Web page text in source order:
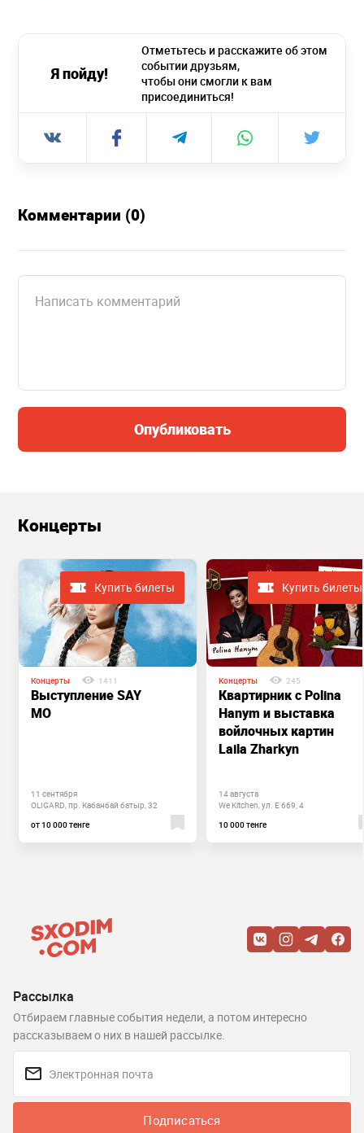
Я пойду!
Отметьтесь и расскажите об этом
событии друзьям,
чтобы они смогли к вам
присоединиться!
Комментарии (0)
Опубликовать
Концерты
Купить билеты
Концерты 1411
Выступление SAY
MO
11 сентября
OLIGARD, пр. Кабанбай батыр, 32
от 10 000 тенге
Купить билеты
Концерты 245
Квартирник с Polina
Hanym и выставка
войлочных картин
Laila Zharkyn
14 августа
We Kitchen, ул. Е 669, 4
10 000 тенге
Рассылка
Отбираем главные события недели, а потом интересно
рассказываем о них в нашей рассылке.
Подписаться